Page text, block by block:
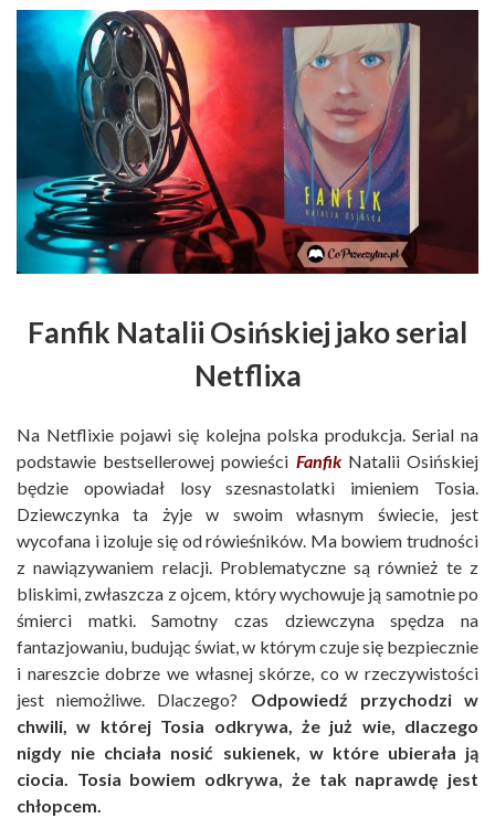
Fanfik Natalii Osińskiej jako serial
Netflixa
Na Netflixie pojawi się kolejna polska produkcja. Serial na
podstawie bestsellerowej powieści FanfikNatalii Osińskiej
będzie opowiadał losy szesnastolatki imieniem Tosia.
Dziewczynka ta żyje w swoim własnym świecie, jest
wycofana i izoluje się od rówieśników. Ma bowiem trudności
z nawiązywaniem relacji. Problematyczne są również te z
bliskimi, zwłaszcza z ojcem, który wychowuje ją samotnie po
śmierci matki. Samotny czas dziewczyna spędza na
fantazjowaniu, budując świat, w którym czuje się bezpiecznie
i nareszcie dobrze we własnej skórze, co w rzeczywistości
jest niemożliwe. Dlaczego? Odpowiedź przychodzi w
chwili, w której Tosia odkrywa, że już wie, dlaczego
nigdy nie chciała nosić sukienek, w które ubierała ją
ciocia. Tosia bowiem odkrywa, że tak naprawdę jest
chłopcem.